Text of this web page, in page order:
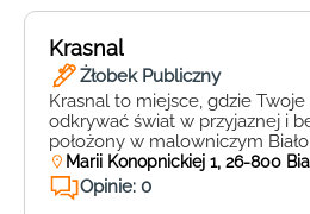
Krasnal
Żłobek Publiczny
Krasnal to miejsce, gdzie
odkrywać świat w przyjaznej i
położony w malowniczym
serdecznie zaprasza
swoich pociech. Placówka
każde dziecko jest traktowane […]
Marii Konopnickiej 1, 26-800
Opinie: 0